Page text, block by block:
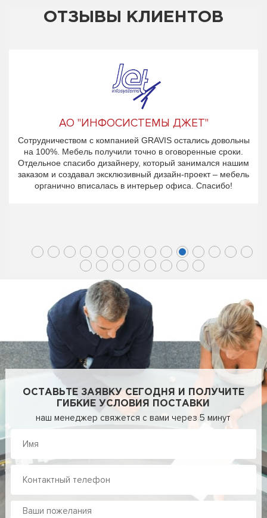
ОТЗЫВЫ КЛИЕНТОВ
АО "ИНФОСИСТЕМЫ ДЖЕТ"
Сотрудничеством с компанией GRAVIS остались довольны
на 100%. Мебель получили точно в оговоренные сроки.
Отдельное спасибо дизайнеру, который занимался нашим
заказом и создавал эксклюзивный дизайн-проект – мебель
органично вписалась в интерьер офиса. Спасибо!
ОСТАВЬТЕ ЗАЯВКУ СЕГОДНЯ И ПОЛУЧИТЕ
ГИБКИЕ УСЛОВИЯ ПОСТАВКИ
наш менеджер свяжется с вами через 5 минут